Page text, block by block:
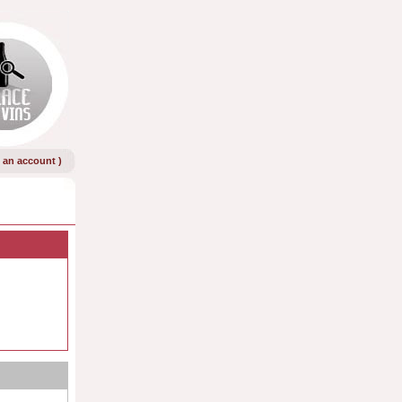
an account )